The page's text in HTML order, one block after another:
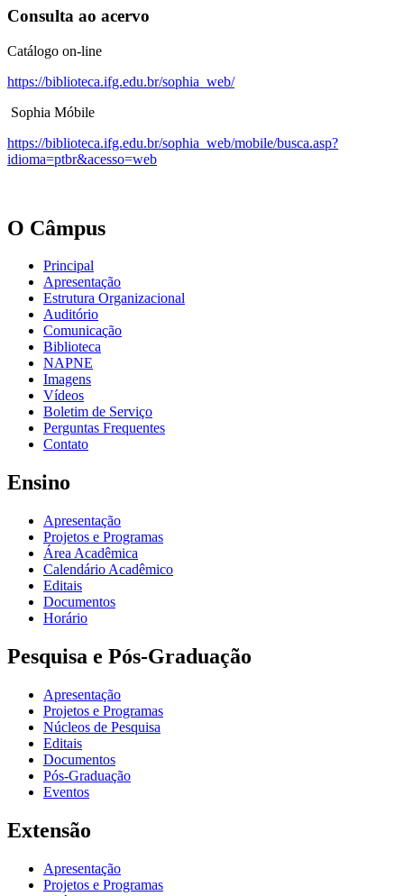
Consulta ao acervo
Catálogo on-line
https://biblioteca.ifg.edu.br/sophia_web/
Sophia Móbile
https://biblioteca.ifg.edu.br/sophia_web/mobile/busca.asp?
idioma=ptbr&acesso=web
O Câmpus
Principal
Apresentação
Estrutura Organizacional
Auditório
Comunicação
Biblioteca
NAPNE
Imagens
Vídeos
Boletim de Serviço
Perguntas Frequentes
Contato
Ensino
Apresentação
Projetos e Programas
Área Acadêmica
Calendário Acadêmico
Editais
Documentos
Horário
Pesquisa e Pós-Graduação
Apresentação
Projetos e Programas
Núcleos de Pesquisa
Editais
Documentos
Pós-Graduação
Eventos
Extensão
Apresentação
Projetos e Programas